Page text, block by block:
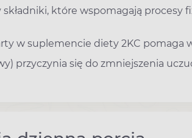
które wspomagają procesy
w suplemencie diety 2KC pomaga
przyczynia się do zmniejszenia